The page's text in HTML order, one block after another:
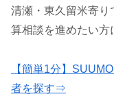
清瀬・東久留米寄り
算相談を進めたい方
【簡単1分】
者を探す⇒